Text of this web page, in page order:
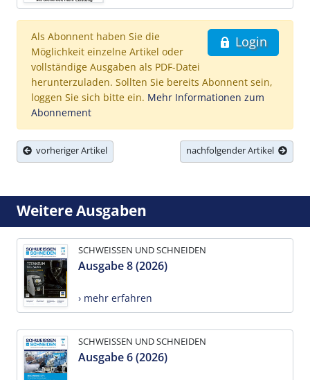
Login
Als Abonnent haben Sie die
Möglichkeit einzelne Artikel oder
vollständige Ausgaben als PDF-Datei
herunterzuladen. Sollten Sie bereits Abonnent sein,
loggen Sie sich bitte ein. Mehr Informationen zum
Abonnement
vorheriger Artikel nachfolgender Artikel
Weitere Ausgaben
SCHWEISSEN UND SCHNEIDEN
Ausgabe 8 (2026)
› mehr erfahren
SCHWEISSEN UND SCHNEIDEN
Ausgabe 6 (2026)